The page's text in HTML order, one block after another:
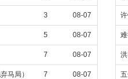
3 08-07
5 08-07
7 08-07
马局） 7 08-07